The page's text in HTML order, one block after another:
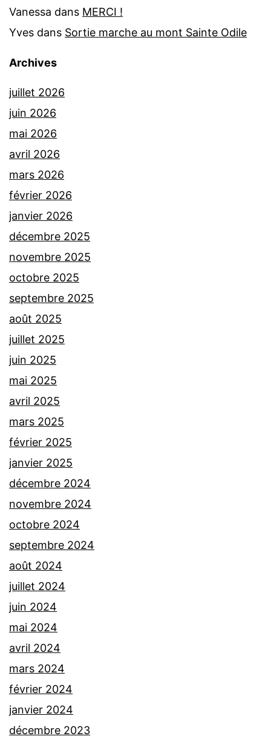
Vanessa dans MERCI !
Yves dans Sortie marche au mont Sainte Odile
Archives
juillet 2026
juin 2026
mai 2026
avril 2026
mars 2026
février 2026
janvier 2026
décembre 2025
novembre 2025
octobre 2025
septembre 2025
août 2025
juillet 2025
juin 2025
mai 2025
avril 2025
mars 2025
février 2025
janvier 2025
décembre 2024
novembre 2024
octobre 2024
septembre 2024
août 2024
juillet 2024
juin 2024
mai 2024
avril 2024
mars 2024
février 2024
janvier 2024
décembre 2023